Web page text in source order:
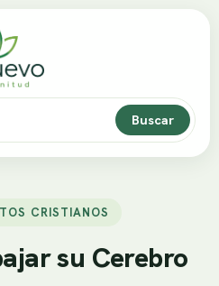
Buscar
CRISTIANOS
su Cerebro